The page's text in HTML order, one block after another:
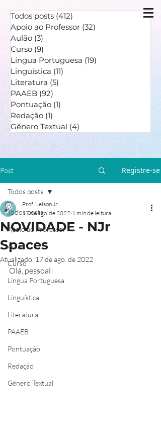
Todos posts (412)
Apoio ao Professor (32)
Aulão (3)
Curso (9)
Língua Portuguesa (19)
Linguística (11)
Literatura (5)
PAAEB (92)
Pontuação (1)
Redação (1)
Gênero Textual (4)
Post Registre-se
Todos posts
Apoio ao Professor
Aulão
Curso
Língua Portuguesa
Linguística
Literatura
PAAEB
Pontuação
Redação
Gênero Textual
Todos posts
NOVIDADE - NJr
Spaces
Prof Nelson Jr
17 de ago. de 2022 1 min de leitura
Atualizado: 17 de ago. de 2022
Olá, pessoal!